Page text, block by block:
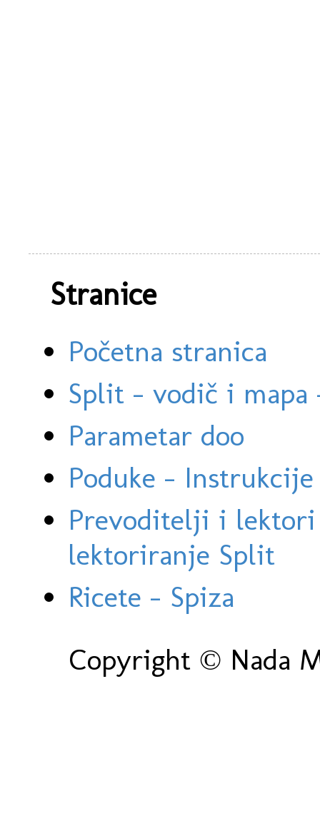
Stranice
Početna stranica
Split - vodič i
Parametar doo
Poduke -
Prevoditelji i
lektoriranje Split
Ricete - Spiza
Copyright © Nada